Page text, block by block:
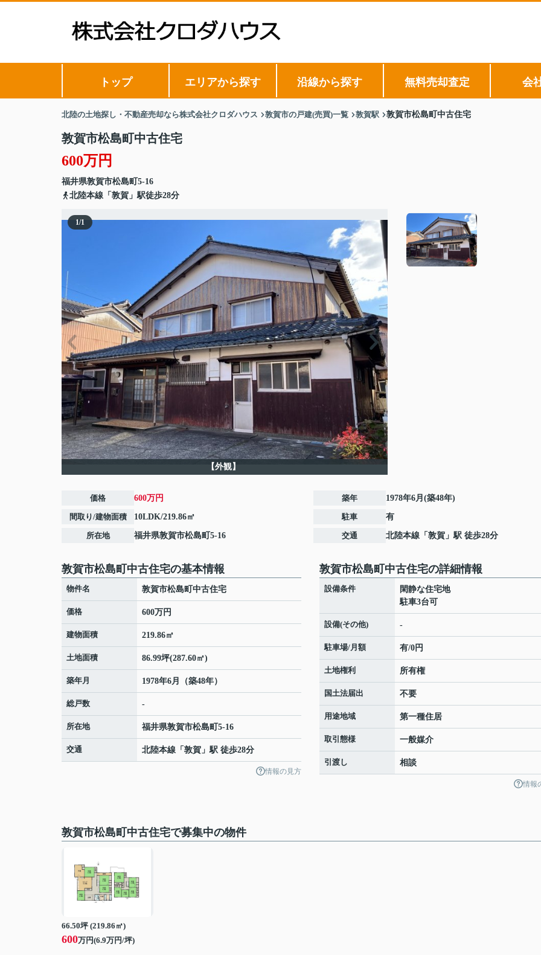
トップ エリアから探す 沿線から探す 無料売却査定 会
北陸の土地探し・不動産売却なら株式会社クロダハウス 敦賀市の戸建(売買)一覧 敦賀駅 敦賀市松島町中古住宅
敦賀市松島町中古住宅
600万円
福井県敦賀市松島町 5-16
北陸本線「敦賀」駅徒歩28分
1/1
【外観】
価格 600万円
間取り/建物面積 10LDK/219.86㎡
所在地 福井県敦賀市松島町 5-16
築年 1978年6月(築48年)
駐車 有
交通 北陸本線 「 敦賀 」駅 徒歩28分
敦賀市松島町中古住宅の基本情報
物件名 敦賀市松島町中古住宅
価格 600万円
建物面積 219.86㎡
土地面積 86.99坪(287.60㎡)
築年月 1978年6月（築48年）
総戸数 -
所在地 福井県敦賀市松島町 5-16
交通 北陸本線 「 敦賀 」駅 徒歩28分
情報の見方
敦賀市松島町中古住宅の詳細情報
設備条件
閑静な住宅地
駐車3台可
設備(その他) -
駐車場/月額 有/0円
土地権利 所有権
国土法届出 不要
用途地域 第一種住居
取引態様 一般媒介
引渡し 相談
情報
敦賀市松島町中古住宅で募集中の物件
66.50坪 (219.86㎡)
600万円(6.9万円/坪)